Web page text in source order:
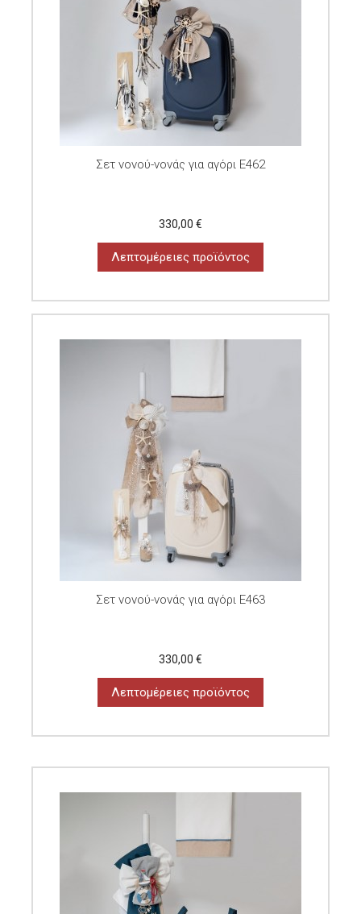
Σετ νονού-νονάς για αγόρι E462
330,00 €
Λεπτομέρειες προϊόντος
Σετ νονού-νονάς για αγόρι E463
330,00 €
Λεπτομέρειες προϊόντος